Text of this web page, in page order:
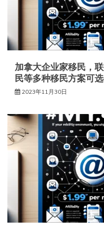
加拿大企业家移民，
民等多种移民方案可
2023年11月30日